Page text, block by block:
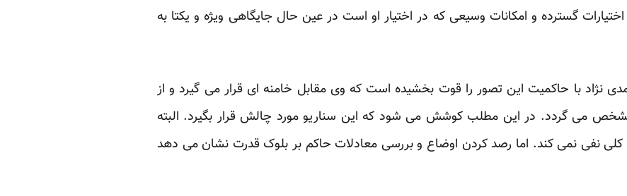
گسترده و امکانات وسیعی که در اختیار او است در عین حال جایگاهی ویژه و یکتا به
نژاد با حاکمیت این تصور را قوت بخشیده است که وی مقابل خامنه ای قرار می گیرد و از
می گردد. در این مطلب کوشش می شود که این سناریو مورد چالش قرار بگیرد. البته
کلی نفی نمی کند. اما رصد کردن اوضاع و بررسی معادلات حاکم بر بلوک قدرت نشان می دهد